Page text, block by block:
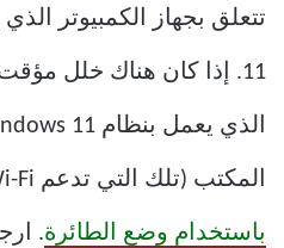
11. إذا كان هناك خلل
المكتب (تلك التي تدعم Wi-Fi) ، فإليك كيفية حلها
باستخدام وضع الطائرة.